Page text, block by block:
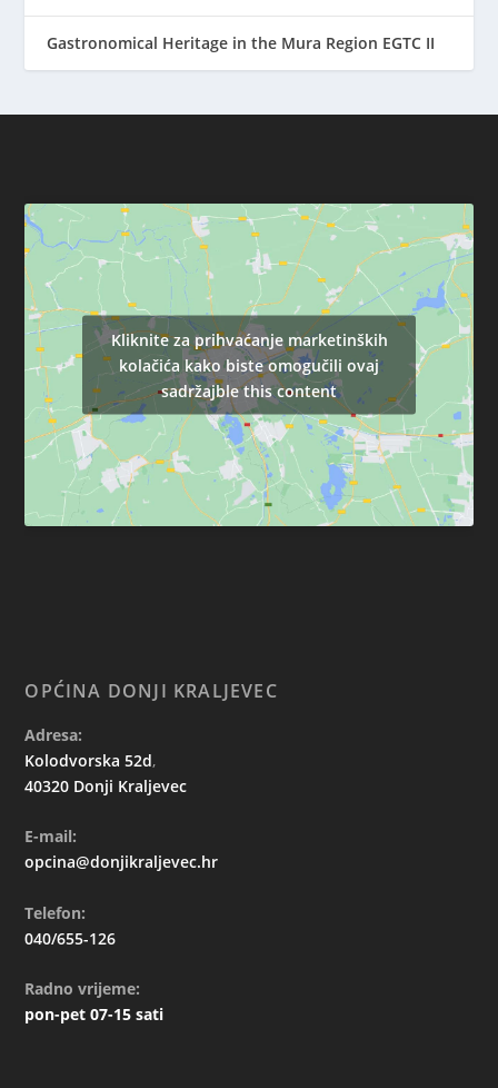
Gastronomical Heritage in the Mura Region EGTC II
Kliknite za prihvaćanje marketinških
kolačića kako biste omogučili ovaj
sadržajble this content
OPĆINA DONJI KRALJEVEC
Adresa:
Kolodvorska 52d,
40320 Donji Kraljevec
E-mail:
opcina@donjikraljevec.hr
Telefon:
040/655-126
Radno vrijeme:
pon-pet 07-15 sati